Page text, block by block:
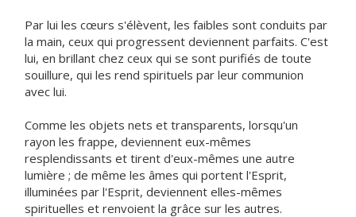
Par lui les cœurs s'élèvent, les faibles sont conduits par
la main, ceux qui progressent deviennent parfaits. C'est
lui, en brillant chez ceux qui se sont purifiés de toute
souillure, qui les rend spirituels par leur communion
avec lui.
Comme les objets nets et transparents, lorsqu'un
rayon les frappe, deviennent eux-mêmes
resplendissants et tirent d'eux-mêmes une autre
lumière ; de même les âmes qui portent l'Esprit,
illuminées par l'Esprit, deviennent elles-mêmes
spirituelles et renvoient la grâce sur les autres.